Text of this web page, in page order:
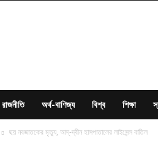
রাজনীতি অর্থ-বাণিজ্য বিশ্ব শিক্ষা
ছয় নবজাতকের মৃত্যু, আদ্-দ্বীন হাসপাতালের লাইসেন্স বাতিল